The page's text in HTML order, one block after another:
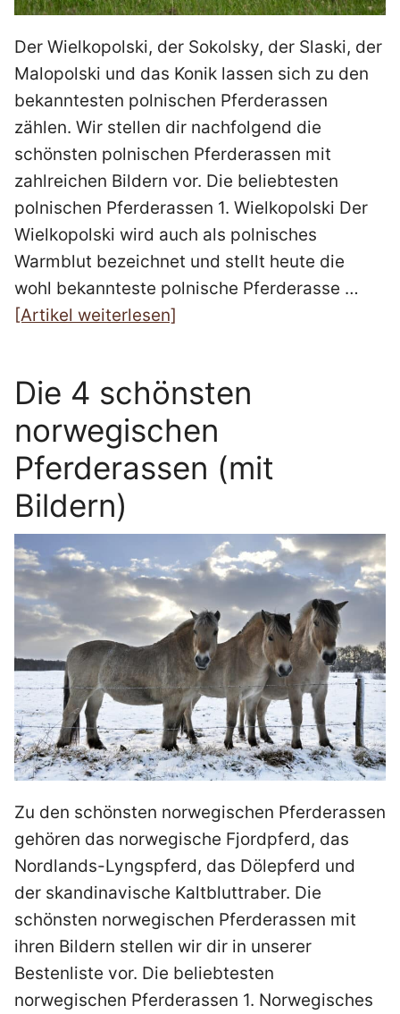
Der Wielkopolski, der Sokolsky, der Slaski, der
Malopolski und das Konik lassen sich zu den
bekanntesten polnischen Pferderassen
zählen. Wir stellen dir nachfolgend die
schönsten polnischen Pferderassen mit
zahlreichen Bildern vor. Die beliebtesten
polnischen Pferderassen 1. Wielkopolski Der
Wielkopolski wird auch als polnisches
Warmblut bezeichnet und stellt heute die
wohl bekannteste polnische Pferderasse …
[Artikel weiterlesen]
Die 4 schönsten
norwegischen
Pferderassen (mit
Bildern)
Zu den schönsten norwegischen Pferderassen
gehören das norwegische Fjordpferd, das
Nordlands-Lyngspferd, das Dölepferd und
der skandinavische Kaltbluttraber. Die
schönsten norwegischen Pferderassen mit
ihren Bildern stellen wir dir in unserer
Bestenliste vor. Die beliebtesten
norwegischen Pferderassen 1. Norwegisches